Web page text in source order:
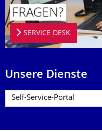
FRAGEN?
SERVICE DESK
Unsere Dienste